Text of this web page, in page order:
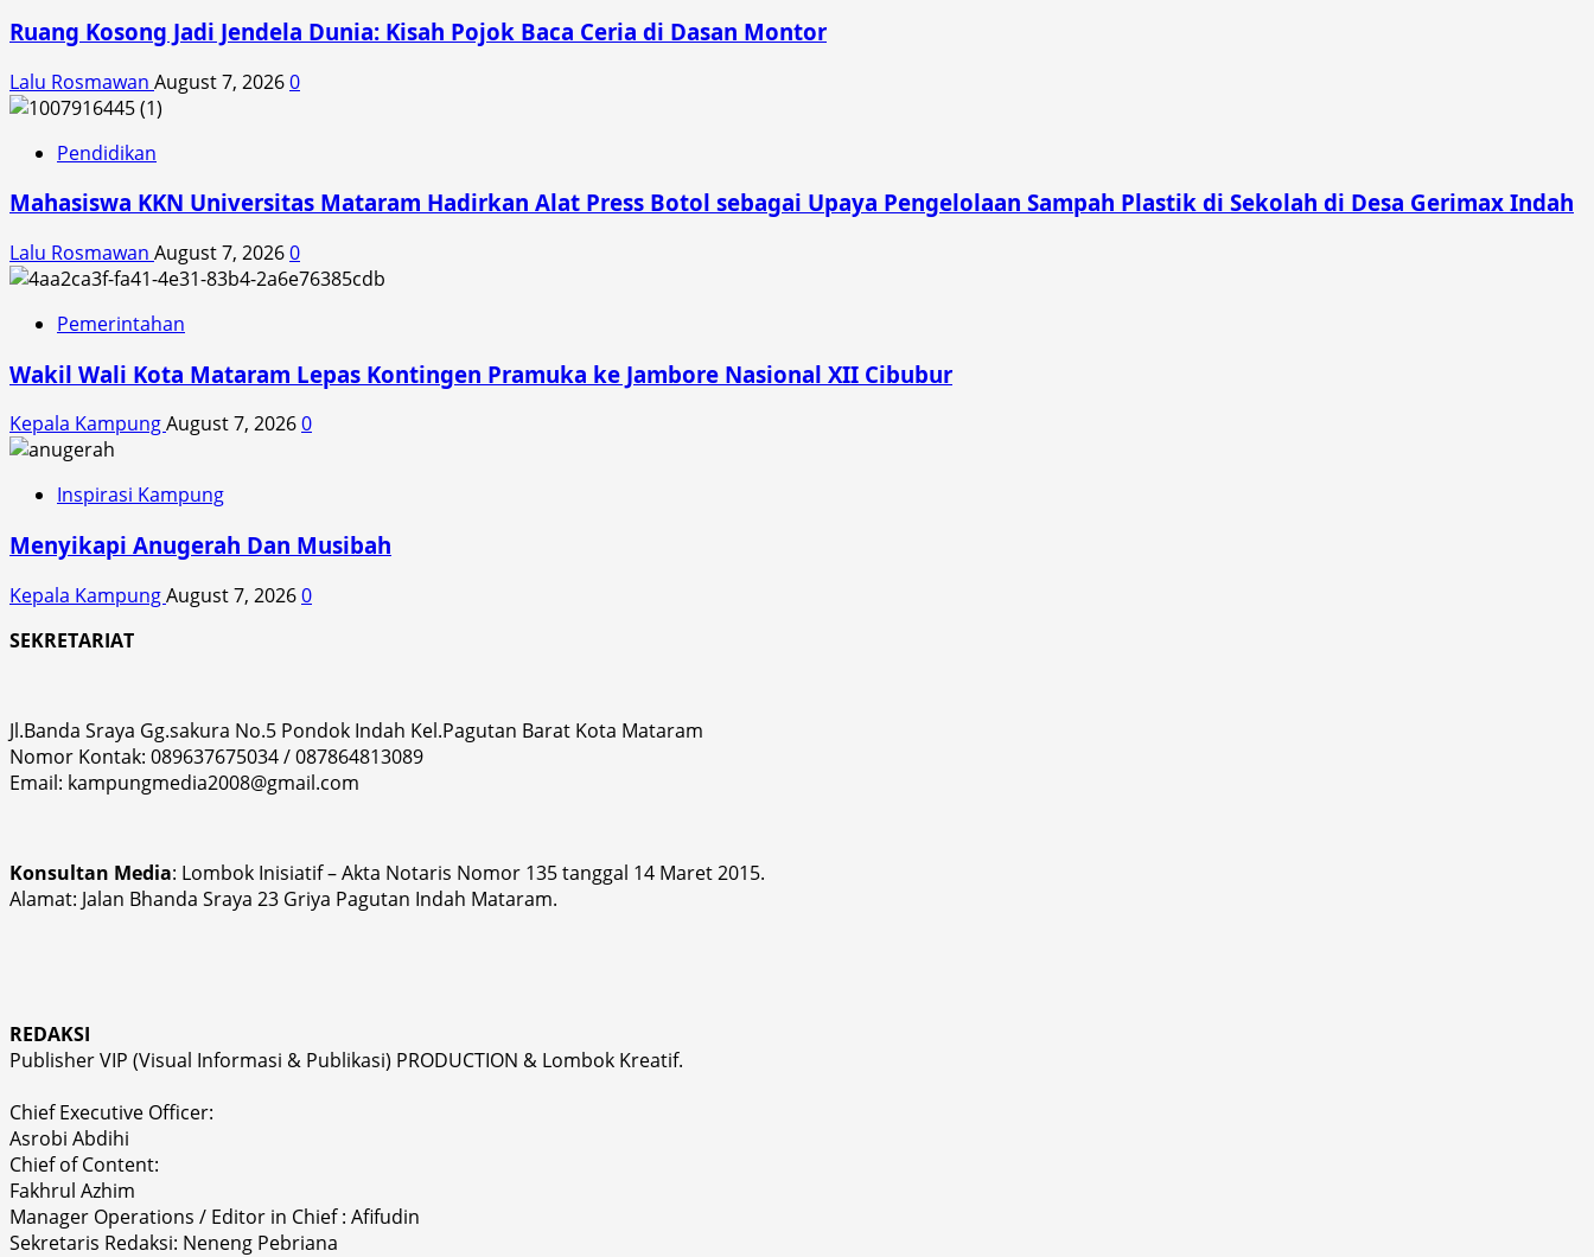
Timur
Ribuan
Ton
dan
Didistribusikan
Ruang Kosong Jadi Jendela Dunia: Kisah Pojok Baca Ceria di Dasan Montor
Lalu Rosmawan August 7, 20260
Pendidikan
Mahasiswa KKN Universitas Mataram Hadirkan Alat Press Botol sebagai Upaya Pengelolaan Sampah Plastik di Sekolah di Desa Gerimax Indah
Lalu Rosmawan August 7, 20260
Pemerintahan
Wakil Wali Kota Mataram Lepas Kontingen Pramuka ke Jambore Nasional XII Cibubur
Kepala KampungAugust 7, 20260
Inspirasi Kampung
Menyikapi Anugerah Dan Musibah
Kepala KampungAugust 7, 20260
SEKRETARIAT
Jl.Banda Sraya Gg.sakura No.5 Pondok Indah Kel.Pagutan Barat Kota Mataram
Nomor Kontak: 089637675034 / 087864813089
Email: kampungmedia2008@gmail.com
Konsultan Media: Lombok Inisiatif – Akta Notaris Nomor 135 tanggal 14 Maret 2015.
Alamat: Jalan Bhanda Sraya 23 Griya Pagutan Indah Mataram.
REDAKSI
Publisher VIP (Visual Informasi & Publikasi) PRODUCTION & Lombok Kreatif.
Chief Executive Officer:
Asrobi Abdihi
Chief of Content:
Fakhrul Azhim
Manager Operations / Editor in Chief : Afifudin
Sekretaris Redaksi: Neneng Pebriana